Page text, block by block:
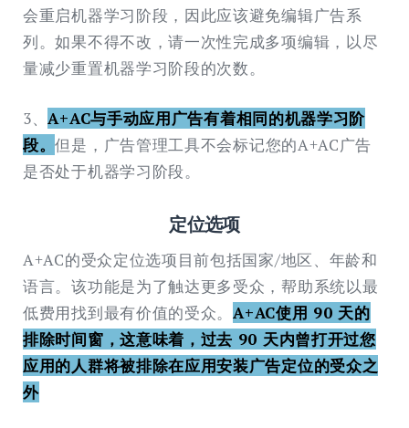
会重启机器学习阶段，因此应该避免编辑广告系
列。如果不得不改，请一次性完成多项编辑，以尽
量减少重置机器学习阶段的次数。
3、 A+AC与手动应用广告有着相同的机器学习阶
段。但是，广告管理工具不会标记您的A+AC广告
是否处于机器学习阶段。
定位选项
A+AC的受众定位选项目前包括国家/地区、年龄和
语言。该功能是为了触达更多受众，帮助系统以最
低费用找到最有价值的受众。 A+AC使用 90 天的
排除时间窗，这意味着，过去 90 天内曾打开过您
应用的人群将被排除在应用安装广告定位的受众之
外